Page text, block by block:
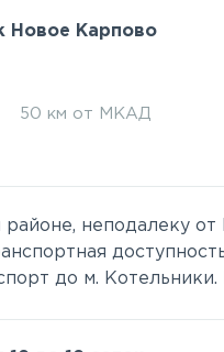
Новое Карпово
50 км от МКАД
районе, неподалеку
до м.